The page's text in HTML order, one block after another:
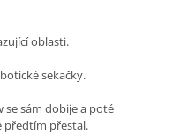
oblasti.
sekačky.
se sám dobije a poté
předtím přestal.